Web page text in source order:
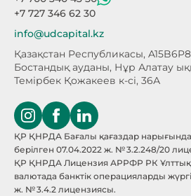
+7 727 346 62 30
info@udcapital.kz
Қазақстан Республикасы,
Бостандық ауданы, Нұр Алатау
Темірбек Қожакеев к-сі, 36А
ҚР ҚНРДА Бағалы қағаздар
берілген 07.04.2022 ж. № 3.2.248/20
ҚР ҚНРДА Лицензия АРРФР РК Ұлттық
валютада банктік операцияларды
ж. № 3.4.2 лицензиясы.